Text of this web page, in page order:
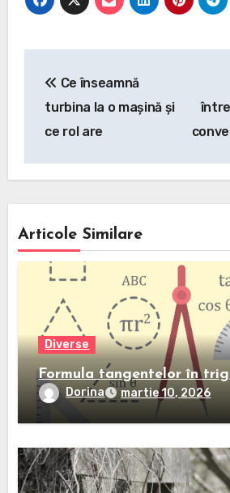
în
articole
Ce înseamnă
turbina la o mașină și
ce rol are
Articole Similare
Diverse
Formula tangentelor în
Dorina martie 10, 2026